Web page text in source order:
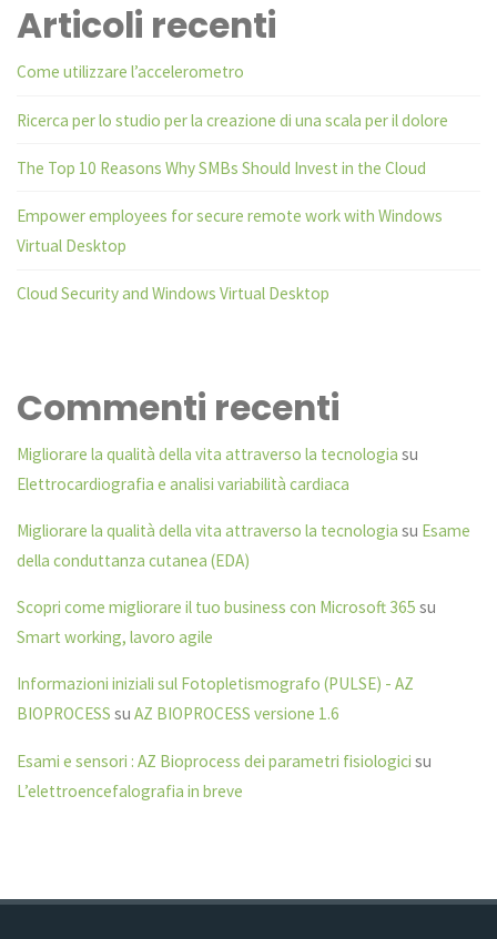
Articoli recenti
Come utilizzare l’accelerometro
Ricerca per lo studio per la creazione di una scala per il dolore
The Top 10 Reasons Why SMBs Should Invest in the Cloud
Empower employees for secure remote work with Windows
Virtual Desktop
Cloud Security and Windows Virtual Desktop
Commenti recenti
Migliorare la qualità della vita attraverso la tecnologia su
Elettrocardiografia e analisi variabilità cardiaca
Migliorare la qualità della vita attraverso la tecnologia su Esame
della conduttanza cutanea (EDA)
Scopri come migliorare il tuo business con Microsoft 365 su
Smart working, lavoro agile
Informazioni iniziali sul Fotopletismografo (PULSE) - AZ
BIOPROCESS suAZ BIOPROCESS versione 1.6
Esami e sensori : AZ Bioprocess dei parametri fisiologici su
L’elettroencefalografia in breve